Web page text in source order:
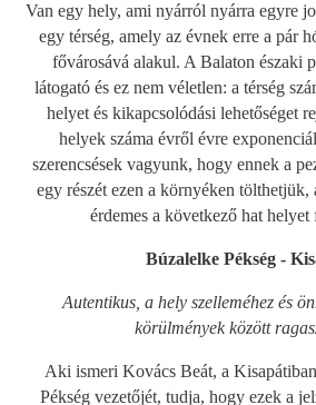
Van egy hely, ami nyárról nyárra egyre
egy térség, amely az évnek erre a pár
fővárosává alakul. A Balaton északi
látogató és ez nem véletlen: a térség
helyet és kikapcsolódási lehetőséget
helyek száma évről évre
szerencsések vagyunk, hogy ennek a
egy részét ezen a környéken
érdemes a következő hat helyet
Búzalelke Pékség -
Autentikus, a hely szelleméhez és
körülmények között
Aki ismeri Kovács Beát, a
Pékség vezetőjét, tudja, hogy ezek a